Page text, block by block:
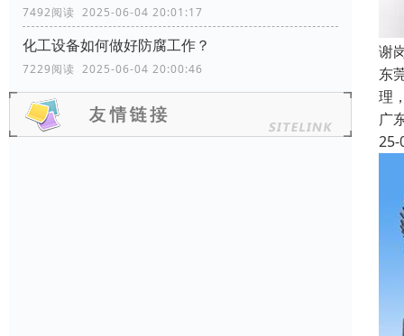
7492阅读 2025-06-04 20:01:17
化工设备如何做好防腐工作？
7229阅读 2025-06-04 20:00:46
谢
东
理
广
25-